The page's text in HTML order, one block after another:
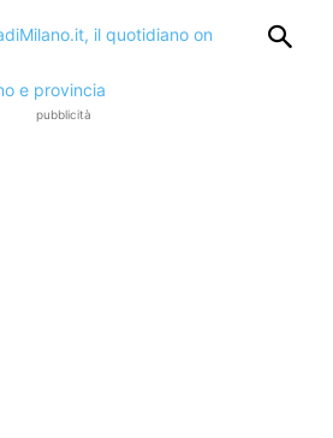
pubblicità